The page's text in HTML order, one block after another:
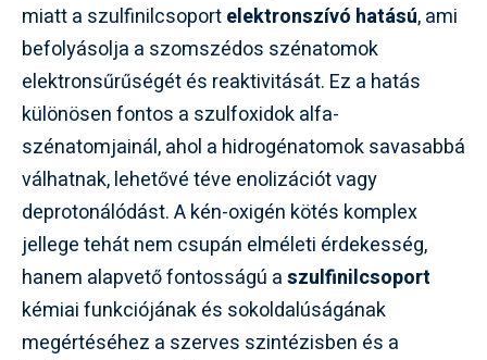
miatt a szulfinilcsoportelektronszívó hatású, ami
befolyásolja a szomszédos szénatomok
elektronsűrűségét és reaktivitását. Ez a hatás
különösen fontos a szulfoxidok alfa-
szénatomjainál, ahol a hidrogénatomok savasabbá
válhatnak, lehetővé téve enolizációt vagy
deprotonálódást. A kén-oxigén kötés komplex
jellege tehát nem csupán elméleti érdekesség,
hanem alapvető fontosságú aszulfinilcsoport
kémiai funkciójának és sokoldalúságának
megértéséhez a szerves szintézisben és a